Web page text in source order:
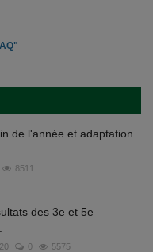
de l'année et adaptation
8511
des 3e et 5e
0 5575